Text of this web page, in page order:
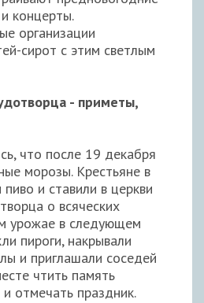
концерты.
организации
сирот с этим светлым
- приметы,
что после 19 декабря
морозы. Крестьяне в
и ставили в церкви
о всяческих
урожае в следующем
пироги, накрывали
и приглашали соседей
чтить память
отмечать праздник.